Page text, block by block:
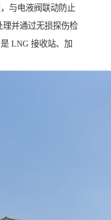
与电液阀联动防止
并通过无损探伤检
LNG 接收站、加